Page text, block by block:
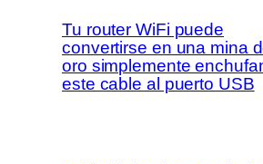
Tu router WiFi puede
convertirse en una mina
oro simplemente
este cable al puerto USB